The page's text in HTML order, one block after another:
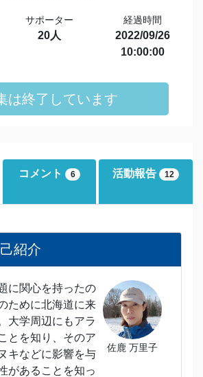
サポーター
20人
経過時間
2022/09/26
10:00:00
は終了しています
コメント 6 活動報告 12
紹介
佐鹿 万里子
に関心を持ったの
ために北海道に来
大学周辺にもアラ
とを知り、そのア
キなどに影響を与
があることを知っ